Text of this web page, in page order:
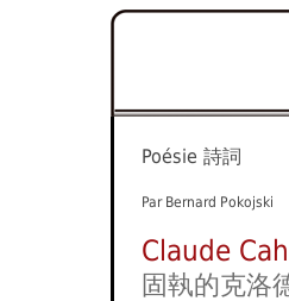
Poésie 詩詞
Par Bernard Pokojski
Claude
固執的克洛